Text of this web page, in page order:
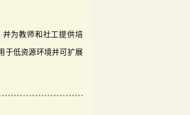
为教师和社工提供培
于低资源环境并可扩展